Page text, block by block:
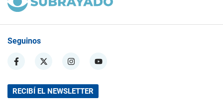
Seguinos
RECIBÍ EL NEWSLETTER